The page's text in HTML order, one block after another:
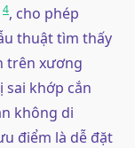
4, cho phép
thuật tìm thấy
trên xương
khớp cắn
không di
điểm là dễ đặt